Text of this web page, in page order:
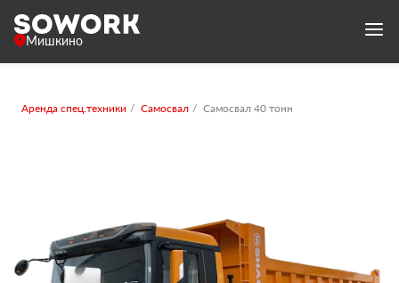
Мишкино
Аренда спец.техники Самосвал Самосвал 40 тонн